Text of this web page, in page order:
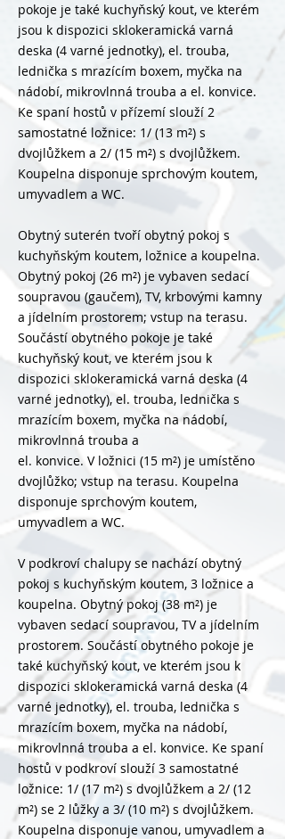
pokoje je také kuchyňský kout, ve kterém
jsou k dispozici sklokeramická varná
deska (4 varné jednotky), el. trouba,
lednička s mrazícím boxem, myčka na
nádobí, mikrovlnná trouba a el. konvice.
Ke spaní hostů v přízemí slouží 2
samostatné ložnice: 1/ (13 m²) s
dvojlůžkem a 2/ (15 m²) s dvojlůžkem.
Koupelna disponuje sprchovým koutem,
umyvadlem a WC.
Obytný suterén tvoří obytný pokoj s
kuchyňským koutem, ložnice a koupelna.
Obytný pokoj (26 m²) je vybaven sedací
soupravou (gaučem), TV, krbovými kamny
a jídelním prostorem; vstup na terasu.
Součástí obytného pokoje je také
kuchyňský kout, ve kterém jsou k
dispozici sklokeramická varná deska (4
varné jednotky), el. trouba, lednička s
mrazícím boxem, myčka na nádobí,
mikrovlnná trouba a
el. konvice. V ložnici (15 m²) je umístěno
dvojlůžko; vstup na terasu. Koupelna
disponuje sprchovým koutem,
umyvadlem a WC.
V podkroví chalupy se nachází obytný
pokoj s kuchyňským koutem, 3 ložnice a
koupelna. Obytný pokoj (38 m²) je
vybaven sedací soupravou, TV a jídelním
prostorem. Součástí obytného pokoje je
také kuchyňský kout, ve kterém jsou k
dispozici sklokeramická varná deska (4
varné jednotky), el. trouba, lednička s
mrazícím boxem, myčka na nádobí,
mikrovlnná trouba a el. konvice. Ke spaní
hostů v podkroví slouží 3 samostatné
ložnice: 1/ (17 m²) s dvojlůžkem a 2/ (12
m²) se 2 lůžky a 3/ (10 m²) s dvojlůžkem.
Koupelna disponuje vanou, umyvadlem a